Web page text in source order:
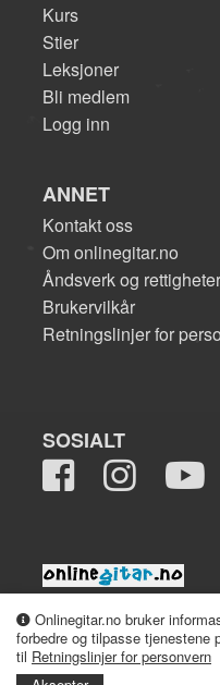
Onlinegitar.no bruker
forbedre og tilpasse tjenestene
til Retningslinjer for personvern
Kurs
Stier
Leksjoner
Bli medlem
Logg inn
ANNET
Kontakt oss
Om onlinegitar.no
Åndsverk og rettigheter
Brukervilkår
Retningslinjer for
SOSIALT
2008-2026